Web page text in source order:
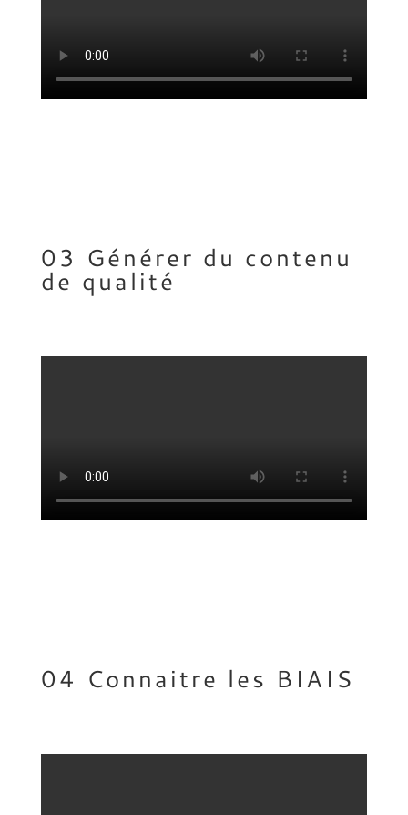
03 Générer du contenu
de qualité
04 Connaitre les BIAIS